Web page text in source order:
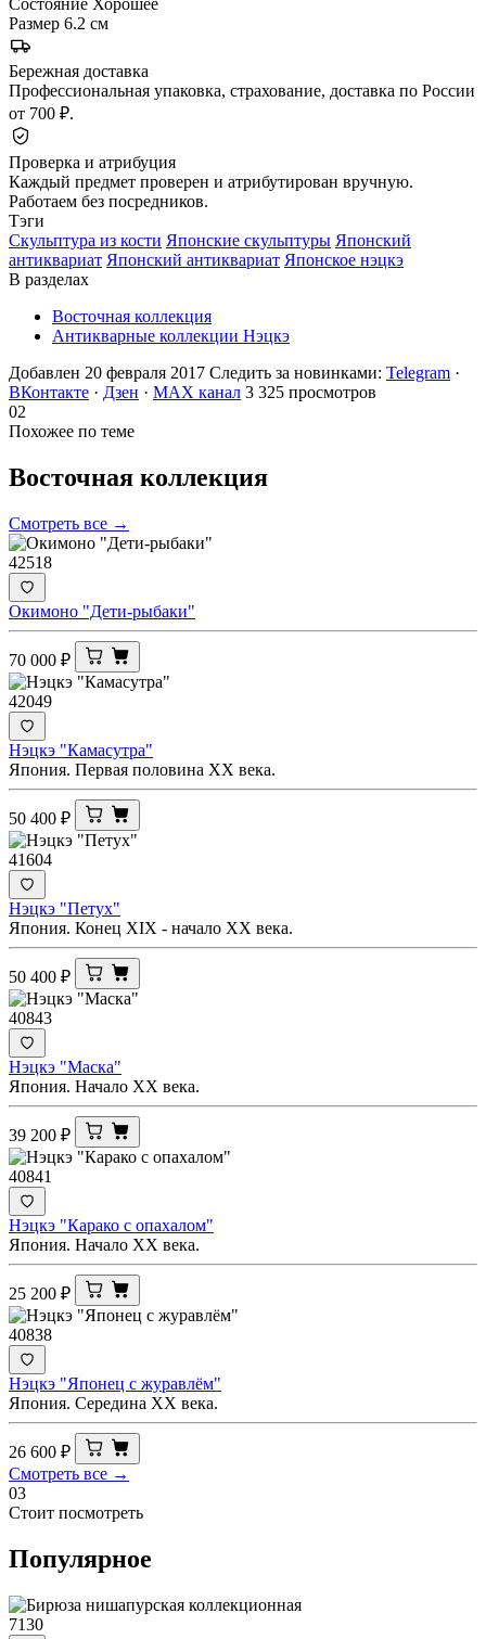
Размер 6.2 см
Бережная доставка
Профессиональная упаковка, страхование, доставка по России
от 700 ₽.
Проверка и атрибуция
Каждый предмет проверен и атрибутирован вручную.
Работаем без посредников.
Тэги
Скульптура из кости Японские скульптуры Японский
антиквариат Японский антиквариат Японское нэцкэ
В разделах
Восточная коллекция
Антикварные коллекции Нэцкэ
Добавлен 20 февраля 2017 Следить за новинками: Telegram ·
ВКонтакте · Дзен · MAX канал 3 325 просмотров
02
Похожее по теме
Восточная коллекция
Смотреть все →
42518
Окимоно "Дети-рыбаки"
70 000 ₽
42049
Нэцкэ "Камасутра"
Япония. Первая половина ХХ века.
50 400 ₽
41604
Нэцкэ "Петух"
Япония. Конец XIX - начало ХХ века.
50 400 ₽
40843
Нэцкэ "Маска"
Япония. Начало ХХ века.
39 200 ₽
40841
Нэцкэ "Карако с опахалом"
Япония. Начало ХХ века.
25 200 ₽
40838
Нэцкэ "Японец с журавлём"
Япония. Середина ХХ века.
26 600 ₽
Смотреть все →
03
Стоит посмотреть
Популярное
7130